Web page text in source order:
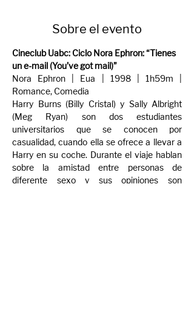
Sobre el evento
Cineclub Uabc: Ciclo Nora Ephron: “Tienes
un e-mail (You’ve got mail)”
Nora Ephron | Eua | 1998 | 1h59m |
Romance, Comedia
Harry Burns (Billy Cristal) y Sally Albright
(Meg Ryan) son dos estudiantes
universitarios que se conocen por
casualidad, cuando ella se ofrece a llevar a
Harry en su coche. Durante el viaje hablan
sobre la amistad entre personas de
diferente sexo y sus opiniones son